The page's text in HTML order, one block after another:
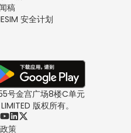
稿
安全计划
号金宫广场8楼C单元
版权所有。
策